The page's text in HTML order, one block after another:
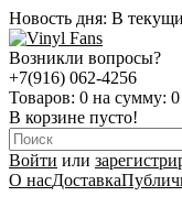
Новость дня: В
Возникли вопросы?
+7(916) 062-4256
Товаров: 0 на сумму:
В корзине пусто!
Войти или
О насДоставка